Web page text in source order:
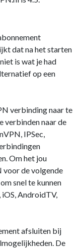
dat na het starten
is wat je had
op een
verbinding naar te
verbinden naar de
IPSec,
Om het jou
de volgende
snel te kunnen
AndroidTV,
afsluiten bij
De